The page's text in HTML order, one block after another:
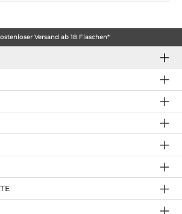
Versand ab 18 Flaschen*